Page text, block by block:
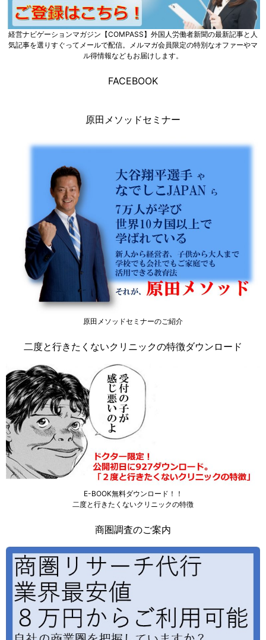
経営ナビゲーションマガジン【COMPASS】外国人労働者新聞の最新記事と人
気記事を選りすぐってメールで配信。メルマガ会員限定の特別なオファーやマ
ル得情報などもお届けします。
FACEBOOK
原田メソッドセミナー
原田メソッドセミナーのご紹介
二度と行きたくないクリニックの特徴ダウンロード
E-BOOK無料ダウンロード！！
二度と行きたくないクリニックの特徴
商圏調査のご案内